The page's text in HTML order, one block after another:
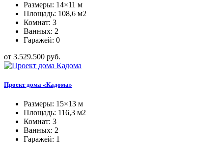
Размеры: 14×11 м
Площадь: 108,6 м2
Комнат: 3
Ванных: 2
Гаражей: 0
от 3.529.500 руб.
Проект дома «Кадома»
Размеры: 15×13 м
Площадь: 116,3 м2
Комнат: 3
Ванных: 2
Гаражей: 1